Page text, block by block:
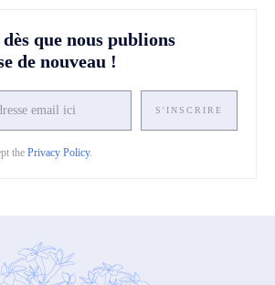
que nous publions
de nouveau !
S'INSCRIRE
the Privacy Policy.